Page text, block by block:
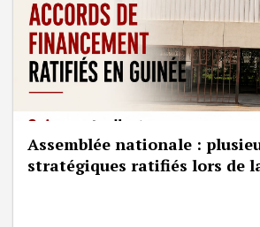
Assemblée nationale :
stratégiques ratifiés lors de